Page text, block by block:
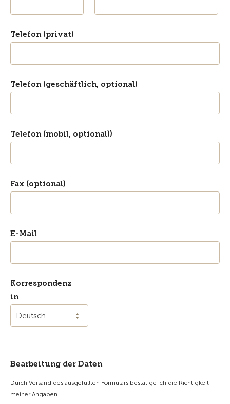
Telefon (privat)
Telefon (geschäftlich, optional)
Telefon (mobil, optional))
Fax (optional)
E-Mail
Korrespondenz
in
Deutsch
Bearbeitung der Daten
Durch Versand des ausgefüllten Formulars bestätige ich die Richtigkeit
meiner Angaben.